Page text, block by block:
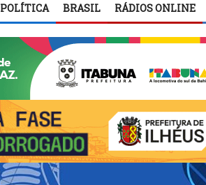
POLÍTICA BRASIL RÁDIOS ONLINE